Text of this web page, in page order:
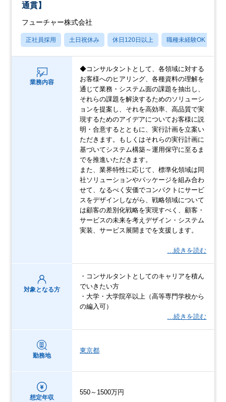
通貫】
フューチャー株式会社
正社員採用 土日祝休み 休日120日以上 職種未経験OK
業務内容
◆コンサルタントとして、各領域に対する
お客様へのヒアリング、各種資料の理解を
通じて業務・システム面の課題を抽出し、
それらの課題を解決するためのソリューシ
ョンを提案し、それを高効率、高品質で実
現するためのアイデアについてお客様に説
明・合意するとともに、実行計画を立案い
ただきます。もしくはそれらの実行計画に
基づいてシステム構築～運用保守に至るま
でを推進いただきます。
また、業界特性に応じて、標準化領域は同
社ソリューションやパッケージを組み合わ
せて、なるべく安価でコンパクトにサービ
スをデザインしながら、戦略領域について
は顧客の差別化戦略を実現すべく、顧客・
サービスの未来を考えデザイン・システム
実装、サービス展開までを支援します。
…続きを読む
対象となる方
・コンサルタントとしてのキャリアを積ん
でいきたい方
・大学・大学院卒以上（高等専門学校から
の編入可）
…続きを読む
勤務地
東京都
想定年収
550～1500万円